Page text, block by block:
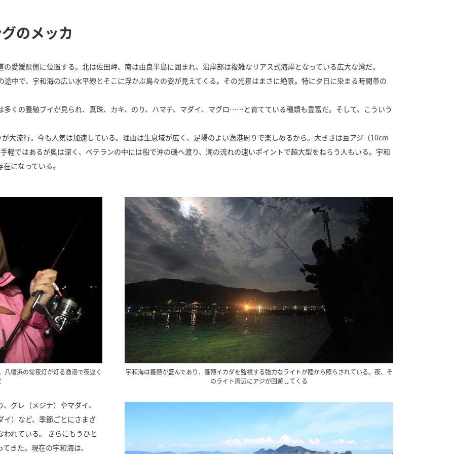
のメッカ
愛媛県側に位置する。北は佐田岬、南は由良半島に囲まれ、沿岸部は複雑なリアス式海岸となっている広大な湾だ。
中で、宇和海の広い水平線とそこに浮かぶ島々の姿が見えてくる。その光景はまさに絶景。特に夕日に染まる時間帯の
くの養殖ブイが見られ、真珠、カキ、のり、ハマチ、マダイ、マグロ……と育てている種類も豊富だ。そして、こういう
大流行。今も人気は加速している。理由は生息域が広く、足場のよい漁港周りで楽しめるから。大きさは豆アジ（10cm
軽ではあるが奥は深く、ベテランの中には船で沖の磯へ渡り、潮の流れの速いポイントで超大型をねらう人もいる。宇和
になっている。
幡浜の常夜灯が灯る漁港で夜遅く
宇和海は養殖が盛んであり、養殖イカダを監視する強力なライトが陸から照らされている。夜、そ
のライト周辺にアジが回遊してくる
グレ（メジナ）やマダイ、
）など、季節ごとにさまざ
れている。 さらにもうひと
きた。現在の宇和海は、